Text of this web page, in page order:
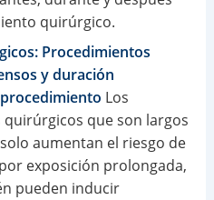
quirúrgico.
Procedimientos
y duración
Los
que son largos
aumentan el riesgo de
exposición prolongada,
pueden inducir